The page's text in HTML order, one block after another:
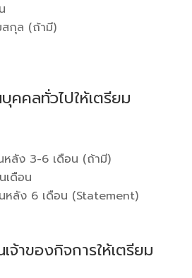
สกุล (ถ้ามี)
คคลทั่วไปให้เตรียม
หลัง 3-6 เดือน (ถ้ามี)
เดือน
หลัง 6 เดือน (Statement)
จ้าของกิจการให้เตรียม